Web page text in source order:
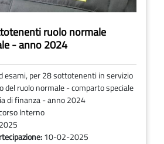
ruolo normale
- anno 2024
esami, per 28 sottotenenti in servizio
ruolo normale - comparto speciale
di finanza - anno 2024
Interno
10-02-2025